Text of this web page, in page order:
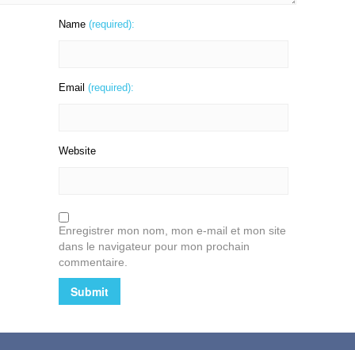
Name (required):
Email (required):
Website
Enregistrer mon nom, mon e-mail et mon site
dans le navigateur pour mon prochain
commentaire.